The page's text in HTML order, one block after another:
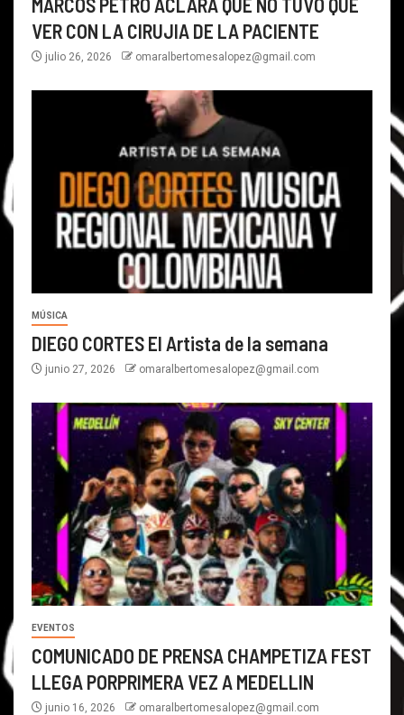
VER CON LA CIRUJIA DE LA PACIENTE
julio 26, 2026 omaralbertomesalopez@gmail.com
MÚSICA
DIEGO CORTES El Artista de la semana
junio 27, 2026 omaralbertomesalopez@gmail.com
EVENTOS
COMUNICADO DE PRENSA CHAMPETIZA FEST
LLEGA PORPRIMERA VEZ A MEDELLIN
junio 16, 2026 omaralbertomesalopez@gmail.com